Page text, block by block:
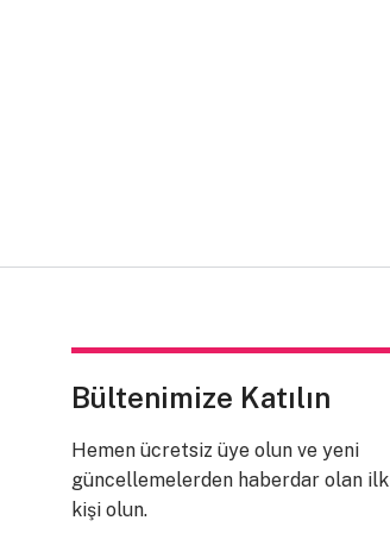
Bültenimize Katılın
Hemen ücretsiz üye olun ve yeni
güncellemelerden haberdar olan ilk
kişi olun.